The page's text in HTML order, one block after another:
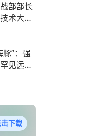
部部长
术大学
”：强
见远洋
下载